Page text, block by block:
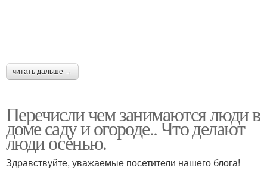
читать дальше →
Перечисли чем занимаются люди в
доме саду и огороде.. Что делают
люди осенью.
Здравствуйте, уважаемые посетители нашего блога!